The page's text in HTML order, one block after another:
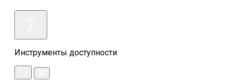
Инструменты доступности